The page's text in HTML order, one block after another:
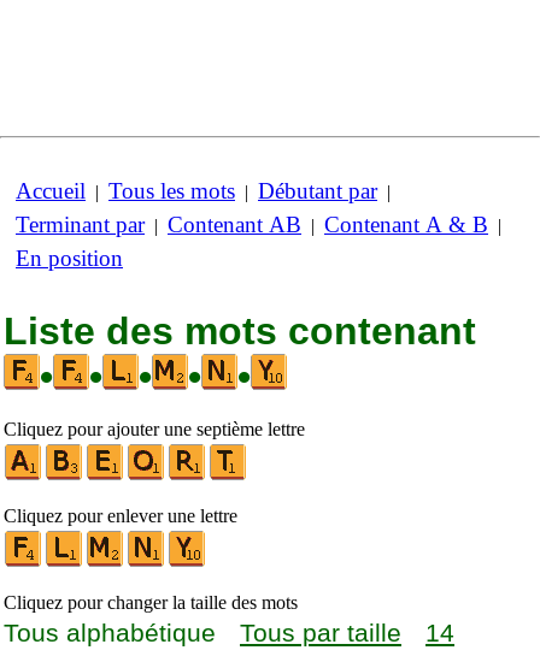
Accueil | Tous les mots | Débutant par|
Terminant par| Contenant AB | Contenant A & B |
En position
Liste des mots contenant
•
• • • •
Cliquez pour ajouter une septième lettre
Cliquez pour enlever une lettre
Cliquez pour changer la taille des mots
Tous alphabétique Tous par taille 14